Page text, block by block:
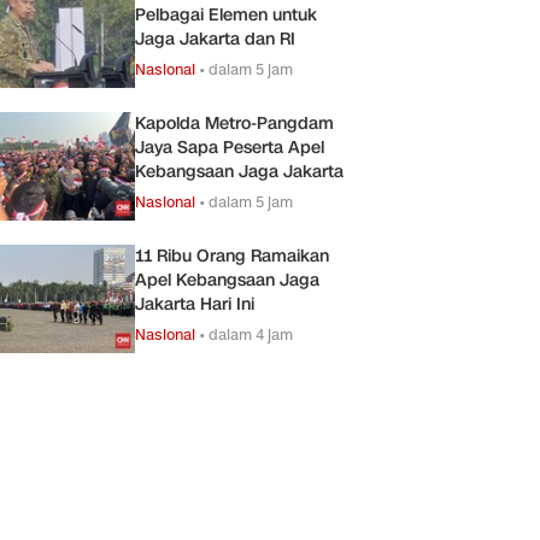
Pelbagai Elemen untuk
Jaga Jakarta dan RI
Nasional •dalam 5 jam
Kapolda Metro-Pangdam
Jaya Sapa Peserta Apel
Kebangsaan Jaga Jakarta
Nasional •dalam 5 jam
11 Ribu Orang Ramaikan
Apel Kebangsaan Jaga
Jakarta Hari Ini
Nasional •dalam 4 jam